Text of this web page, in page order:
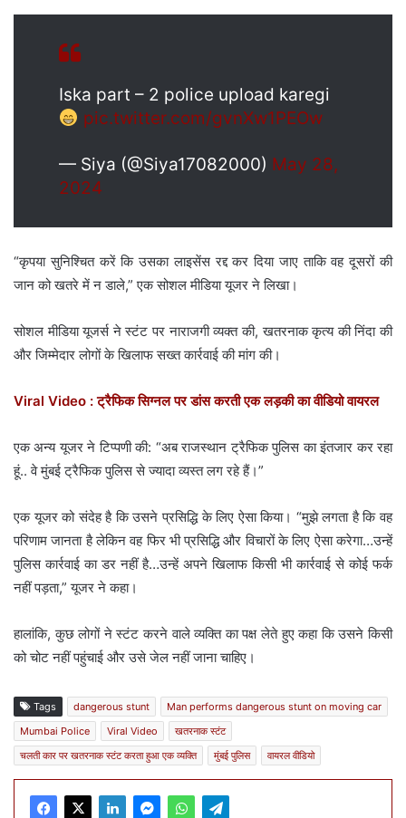
Iska part – 2 police upload karegi
pic.twitter.com/gvnXw1PEOw
— Siya (@Siya17082000) May 28,
2024
“कृपया सुनिश्चित करें कि उसका लाइसेंस रद्द कर दिया जाए ताकि वह दूसरों की
जान को खतरे में न डाले,” एक सोशल मीडिया यूजर ने लिखा।
सोशल मीडिया यूजर्स ने स्टंट पर नाराजगी व्यक्त की, खतरनाक कृत्य की निंदा की
और जिम्मेदार लोगों के खिलाफ सख्त कार्रवाई की मांग की।
Viral Video : ट्रैफिक सिग्नल पर डांस करती एक लड़की का वीडियो वायरल
एक अन्य यूजर ने टिप्पणी की: “अब राजस्थान ट्रैफिक पुलिस का इंतजार कर रहा
हूं.. वे मुंबई ट्रैफिक पुलिस से ज्यादा व्यस्त लग रहे हैं।”
एक यूजर को संदेह है कि उसने प्रसिद्धि के लिए ऐसा किया। “मुझे लगता है कि वह
परिणाम जानता है लेकिन वह फिर भी प्रसिद्धि और विचारों के लिए ऐसा करेगा…उन्हें
पुलिस कार्रवाई का डर नहीं है…उन्हें अपने खिलाफ किसी भी कार्रवाई से कोई फर्क
नहीं पड़ता,” यूजर ने कहा।
हालांकि, कुछ लोगों ने स्टंट करने वाले व्यक्ति का पक्ष लेते हुए कहा कि उसने किसी
को चोट नहीं पहुंचाई और उसे जेल नहीं जाना चाहिए।
Tags dangerous stunt
Man performs dangerous stunt on moving car
Mumbai Police
Viral Video
खतरनाक स्टंट
चलती कार पर खतरनाक स्टंट करता हुआ एक व्यक्ति
मुंबई पुलिस वायरल वीडियो